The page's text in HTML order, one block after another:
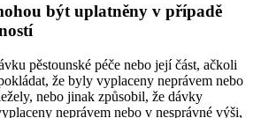
být uplatněny v případě
pěstounské péče nebo její část, ačkoli
že byly vyplaceny neprávem nebo
nebo jinak způsobil, že dávky
neprávem nebo v nesprávné výši,